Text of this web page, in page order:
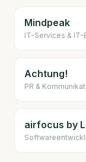
Mindpeak
IT-Services & IT-
Achtung!
PR &
airfocus by